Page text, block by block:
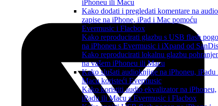
iPhoneu ili Macu
Kako dodati i pregledati komentare na audio
zapise na iPhone, iPad i Mac pomoću
Evermusic i Flacbox
Kako reproducirati glazbu s USB flash
na iPhoneu s Evermusic i iXpand od
Kako reproducirati lokalnu glazbu
na vašem iPhoneu ili Macu
Kako slušati audioknjige na iPhoneu, iPadu
Macu koristeći Evermusic
Kako koristiti audio ekvalizator na iPhoneu,
iPadu ili Macu s Evermusic i Flacbox